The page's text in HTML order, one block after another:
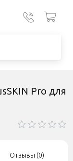
Pro для
Отзывы (0)